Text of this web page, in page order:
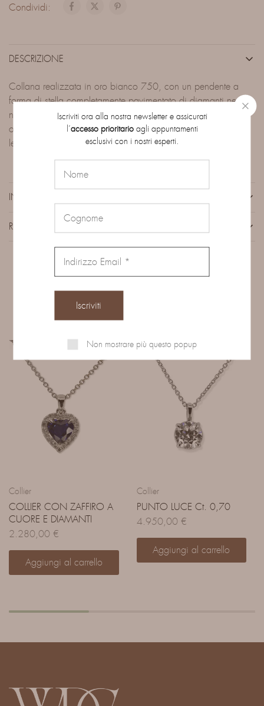
Condividi:
DESCRIZIONE
Collana realizzata in oro bianco 750, con un pendente a
forma di stella completamente pavimentato di diamanti neri
naturali, per un peso complessivo di 2,95 ct. La catenina in
oro bianco sottile si abbina perfettamente al design, offrendo
leggerezza e un look contemporaneo.
INFORMAZIONI AGGIUNTIVE
RECENSIONI (0)
Prodotti correlati
Collier
COLLIER CON ZAFFIRO A
CUORE E DIAMANTI
2.280,00 €
Aggiungi al carrello
Collier
PUNTO LUCE Ct. 0,70
4.950,00 €
Aggiungi al carrello
Iscriviti ora alla nostra newsletter e assicurati
l’accesso prioritarioagli appuntamenti
esclusivi con i nostri esperti.
Non mostrare più questo popup